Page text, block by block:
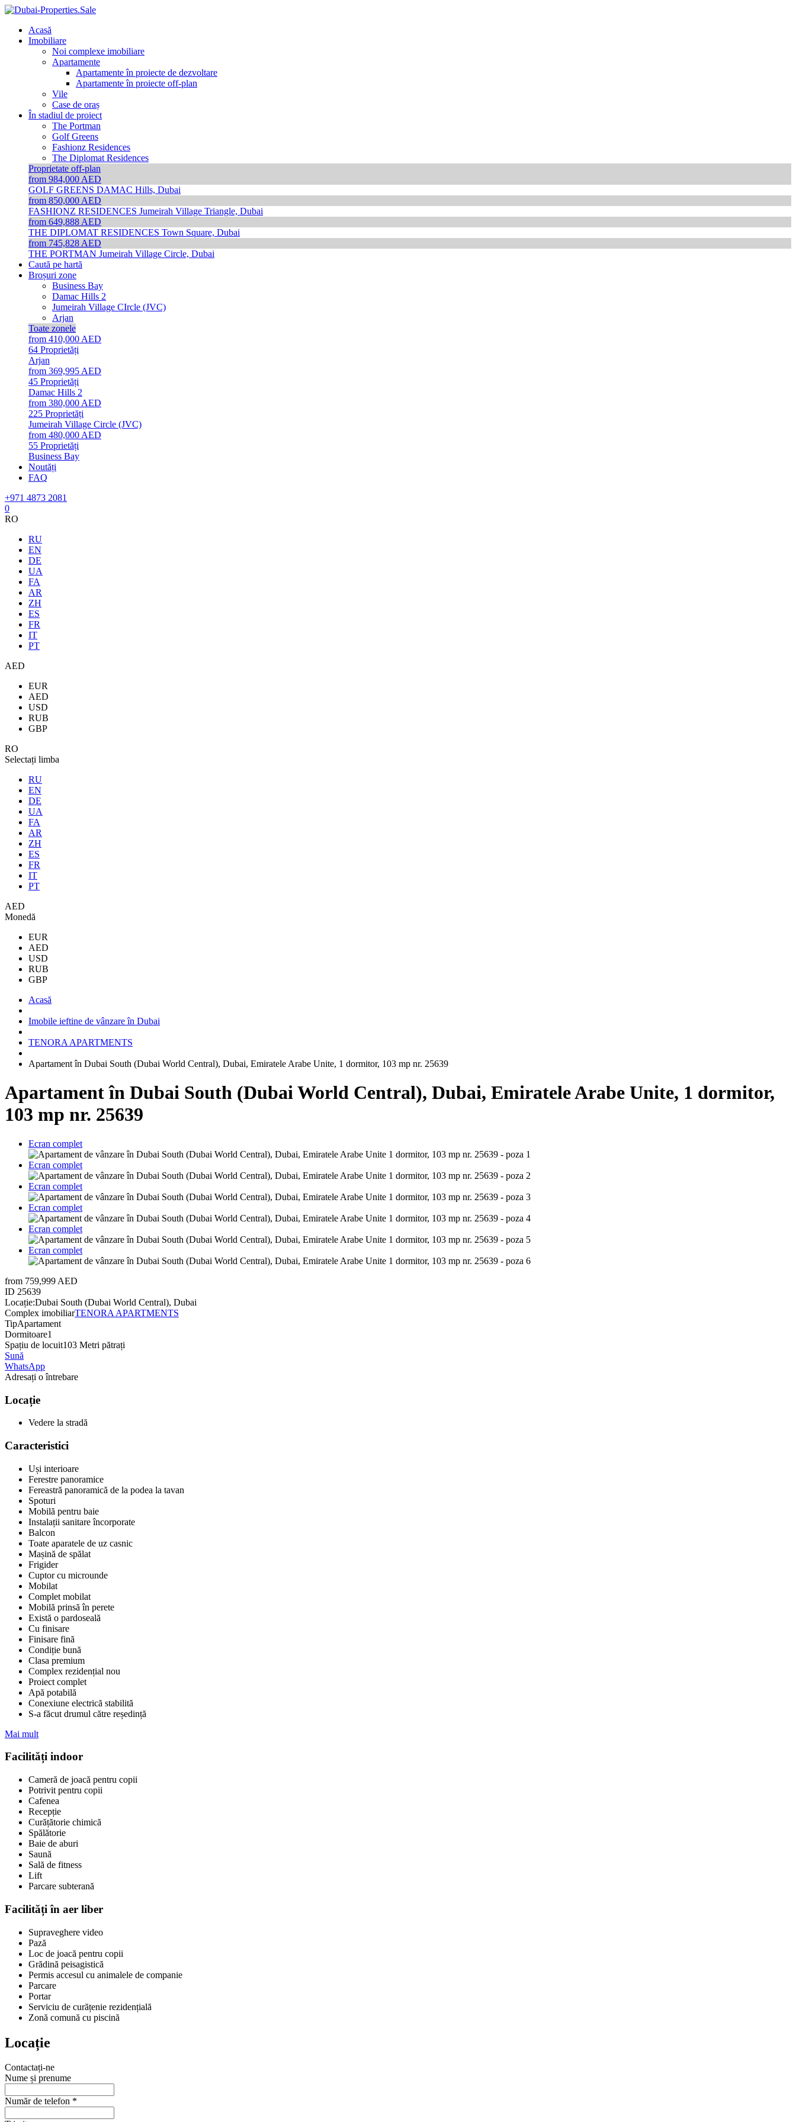
Acasă
Imobiliare
Noi complexe imobiliare
Apartamente
Apartamente în proiecte de dezvoltare
Apartamente în proiecte off-plan
Vile
Case de oraș
În stadiul de proiect
The Portman
Golf Greens
Fashionz Residences
The Diplomat Residences
Proprietate off-plan
from 984,000 AED
GOLF GREENS DAMAC Hills, Dubai
from 850,000 AED
FASHIONZ RESIDENCES Jumeirah Village Triangle, Dubai
from 649,888 AED
THE DIPLOMAT RESIDENCES Town Square, Dubai
from 745,828 AED
THE PORTMAN Jumeirah Village Circle, Dubai
Caută pe hartă
Broșuri zone
Business Bay
Damac Hills 2
Jumeirah Village CIrcle (JVC)
Arjan
Toate zonele
from 410,000 AED
64 Proprietăți
Arjan
from 369,995 AED
45 Proprietăți
Damac Hills 2
from 380,000 AED
225 Proprietăți
Jumeirah Village Circle (JVC)
from 480,000 AED
55 Proprietăți
Business Bay
Noutăți
FAQ
+971 4873 2081
0
RO
RU
EN
DE
UA
FA
AR
ZH
ES
FR
IT
PT
AED
EUR
AED
USD
RUB
GBP
RO
Selectați limba
RU
EN
DE
UA
FA
AR
ZH
ES
FR
IT
PT
AED
Monedă
EUR
AED
USD
RUB
GBP
Acasă
Imobile ieftine de vânzare în Dubai
TENORA APARTMENTS
Apartament în Dubai South (Dubai World Central), Dubai, Emiratele Arabe Unite, 1 dormitor, 103 mp nr. 25639
Apartament în Dubai South (Dubai World Central), Dubai, Emiratele Arabe Unite, 1 dormitor,
103 mp nr. 25639
Ecran complet
Ecran complet
Ecran complet
Ecran complet
Ecran complet
Ecran complet
from 759,999 AED
ID 25639
Locație:Dubai South (Dubai World Central), Dubai
Complex imobiliarTENORA APARTMENTS
TipApartament
Dormitoare1
Spațiu de locuit103 Metri pătrați
Sună
WhatsApp
Adresați o întrebare
Locație
Vedere la stradă
Caracteristici
Uși interioare
Ferestre panoramice
Fereastră panoramică de la podea la tavan
Spoturi
Mobilă pentru baie
Instalații sanitare încorporate
Balcon
Toate aparatele de uz casnic
Mașină de spălat
Frigider
Cuptor cu microunde
Mobilat
Complet mobilat
Mobilă prinsă în perete
Există o pardoseală
Cu finisare
Finisare fină
Condiție bună
Clasa premium
Complex rezidențial nou
Proiect complet
Apă potabilă
Conexiune electrică stabilită
S-a făcut drumul către reședință
Mai mult
Facilități indoor
Cameră de joacă pentru copii
Potrivit pentru copii
Cafenea
Recepție
Curățătorie chimică
Spălătorie
Baie de aburi
Saună
Sală de fitness
Lift
Parcare subterană
Facilități în aer liber
Supraveghere video
Pază
Loc de joacă pentru copii
Grădină peisagistică
Permis accesul cu animalele de companie
Parcare
Portar
Serviciu de curățenie rezidențială
Zonă comună cu piscină
Locație
Contactați-ne
Nume și prenume
Număr de telefon *